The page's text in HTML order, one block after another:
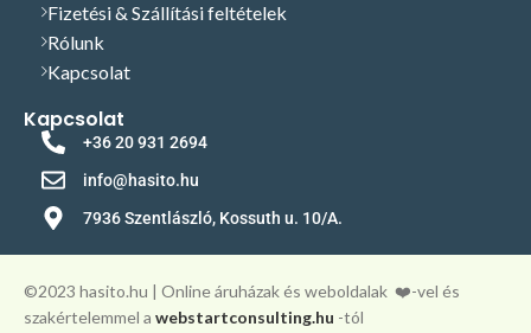
Fizetési & Szállítási feltételek
Rólunk
Kapcsolat
Kapcsolat
+36 20 931 2694
info@hasito.hu
7936 Szentlászló, Kossuth u. 10/A.
©️2023 hasito.hu | Online áruházak és weboldalak ❤️-vel és
szakértelemmel a webstartconsulting.hu -tól